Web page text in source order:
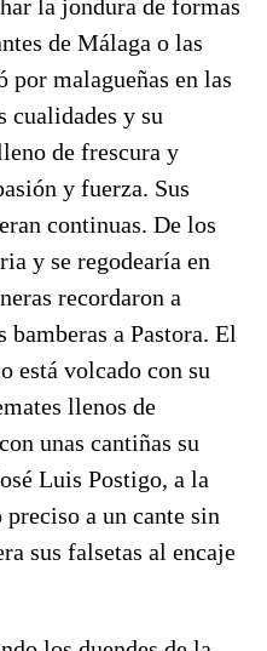
la jondura de formas
de Málaga o las
por malagueñas en las
cualidades y su
de frescura y
y fuerza. Sus
continuas. De los
y se regodearía en
recordaron a
bamberas a Pastora. El
está volcado con su
llenos de
unas cantiñas su
Luis Postigo, a la
a un cante sin
sus falsetas al encaje